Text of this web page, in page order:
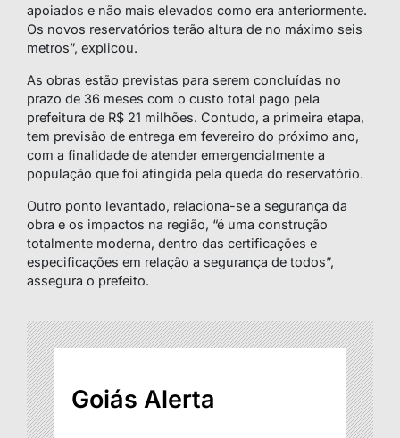
apoiados e não mais elevados como era anteriormente.
Os novos reservatórios terão altura de no máximo seis
metros”, explicou.
As obras estão previstas para serem concluídas no
prazo de 36 meses com o custo total pago pela
prefeitura de R$ 21 milhões. Contudo, a primeira etapa,
tem previsão de entrega em fevereiro do próximo ano,
com a finalidade de atender emergencialmente a
população que foi atingida pela queda do reservatório.
Outro ponto levantado, relaciona-se a segurança da
obra e os impactos na região, “é uma construção
totalmente moderna, dentro das certificações e
especificações em relação a segurança de todos”,
assegura o prefeito.
Goiás Alerta